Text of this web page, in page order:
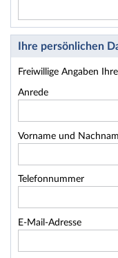
Ihre persönlichen
Freiwillige Angaben
Anrede
Vorname und
Telefonnummer
E-Mail-Adresse